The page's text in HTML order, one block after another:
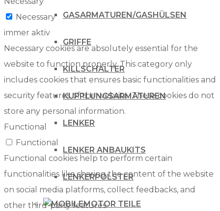
GASARMATUREN/GASHÜLSEN
GRIFFE
KILLSCHALTER
KUPPLUNGSARMATUREN
LENKER
LENKER ANBAUKITS
LENKERPOLSTER
MOTOR TEILE
Necessary
immer aktiv
Necessary cookies are absolutely essential for the
website to function properly. This category only
includes cookies that ensures basic functionalities and
security features of the website. These cookies do not
store any personal information.
Functional
Functional
Functional cookies help to perform certain
functionalities like sharing the content of the website
on social media platforms, collect feedbacks, and
other third-party features.